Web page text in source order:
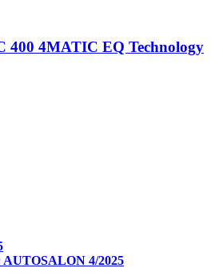
400 4MATIC EQ Technology
AUTOSALON 4/2025